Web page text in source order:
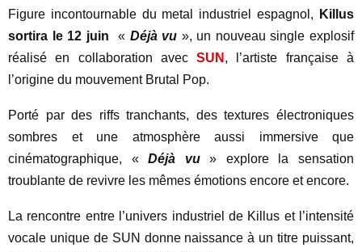
Figure incontournable du metal industriel espagnol,
Killus
sortira le 12 juin
« Déjà vu », un nouveau single explosif
réalisé en collaboration avecSUN , l’artiste française à
l’origine du mouvement Brutal Pop.
Porté par des riffs tranchants, des textures électroniques
sombres et une atmosphère aussi immersive que
cinématographique, «Déjà vu
» explore la sensation
troublante de revivre les mêmes émotions encore et encore.
La rencontre entre l’univers industriel de Killus et l’intensité
vocale unique de SUN donne naissance à un titre puissant,